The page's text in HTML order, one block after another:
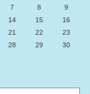
7 8 9
14 15
16
21 22
23
28 29
30